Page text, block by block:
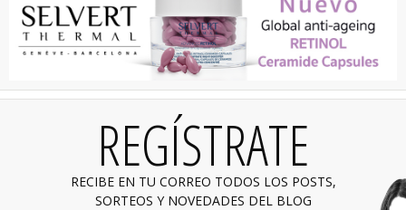
REGÍSTRATE
RECIBE EN TU CORREO TODOS LOS POSTS,
SORTEOS Y NOVEDADES DEL BLOG